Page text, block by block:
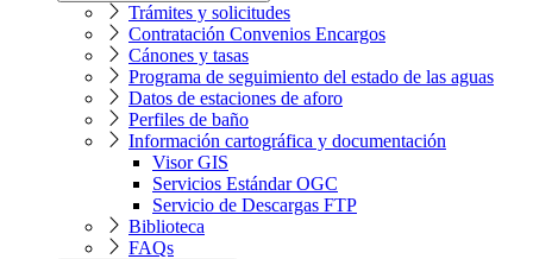
Trámites y solicitudes
Contratación Convenios Encargos
Cánones y tasas
Programa de seguimiento del estado de las aguas
Datos de estaciones de aforo
Perfiles de baño
Información cartográfica y documentación
Visor GIS
Servicios Estándar OGC
Servicio de Descargas FTP
Biblioteca
FAQs